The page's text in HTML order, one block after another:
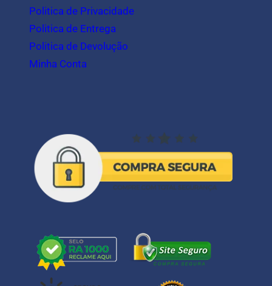
Politica de Privacidade
Politica de Entrega
Politica de Devolução
Minha Conta